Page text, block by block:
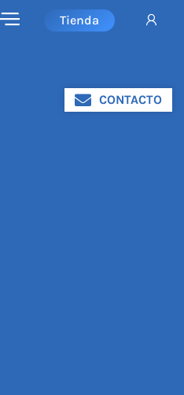
Tienda
CONTACTO